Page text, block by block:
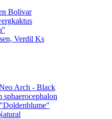
Bolivar
Verdil Ks
Arch - Black